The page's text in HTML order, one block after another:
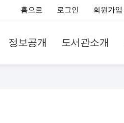
홈으로 로그인 회원가입
정보공개 도서관소개